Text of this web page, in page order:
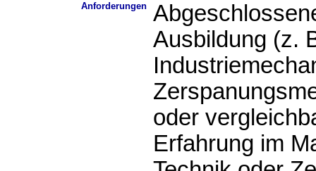
Anforderungen
Ausbildung (z.
oder
Erfahrung im